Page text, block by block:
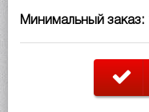
Минимальный заказ: